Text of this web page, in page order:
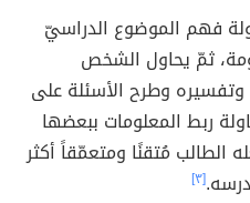
فهم الموضوع الدراسيّ
ثمّ يحاول الشخص
وطرح الأسئلة على
ربط المعلومات ببعضها
الطالب مُتقنًا ومتعمّقاً أكثر
[٣]